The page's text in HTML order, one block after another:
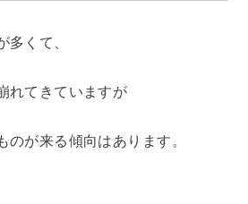
多くて、
れてきていますが
のが来る傾向はあります。